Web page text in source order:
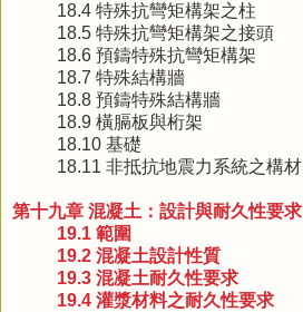
18.4 特殊抗彎矩構架之柱
18.5 特殊抗彎矩構架之接頭
18.6 預鑄特殊抗彎矩構架
18.7 特殊結構牆
18.8 預鑄特殊結構牆
18.9 橫膈板與桁架
18.10 基礎
18.11 非抵抗地震力系統之構材
第十九章 混凝土：設計與耐久性要求
19.1 範圍
19.2 混凝土設計性質
19.3 混凝土耐久性要求
19.4 灌漿材料之耐久性要求